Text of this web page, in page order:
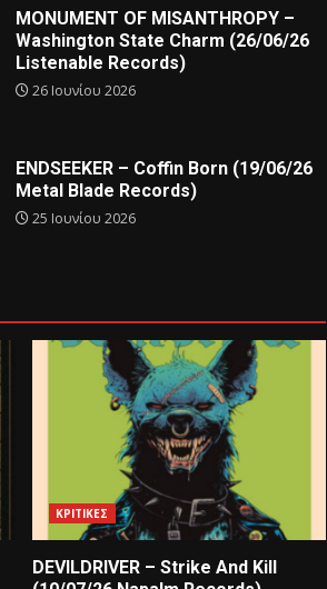
MONUMENT OF MISANTHROPY –
Washington State Charm (26/06/26
Listenable Records)
26 Ιουνίου 2026
ENDSEEKER – Coffin Born (19/06/26
Metal Blade Records)
25 Ιουνίου 2026
ΚΡΙΤΙΚΕΣ
DEVILDRIVER – Strike And Kill